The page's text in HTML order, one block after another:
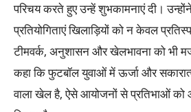
परिचय करते हुए उन्हें शुभकामनाएं दी।
प्रतियोगिताएं खिलाड़ियों को न केवल
टीमवर्क, अनुशासन और खेलभावना को भी
कहा कि फुटबॉल युवाओं में ऊर्जा और
वाला खेल है, ऐसे आयोजनों से प्रतिभाओं